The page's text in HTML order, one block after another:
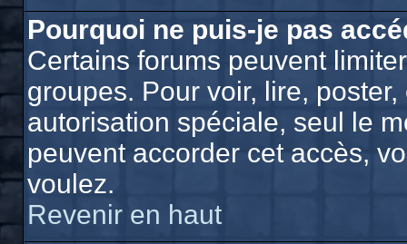
Pourquoi ne puis-je pas
Certains forums peuvent
groupes. Pour voir, lire,
autorisation spéciale, seul le
peuvent accorder cet accès,
voulez.
Revenir en haut